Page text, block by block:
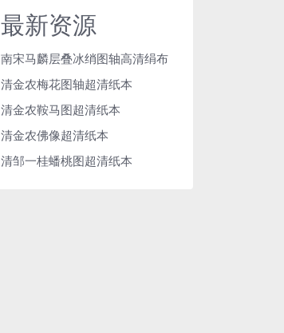
最新资源
南宋马麟层叠冰绡图轴高清绢布
清金农梅花图轴超清纸本
清金农鞍马图超清纸本
清金农佛像超清纸本
清邹一桂蟠桃图超清纸本